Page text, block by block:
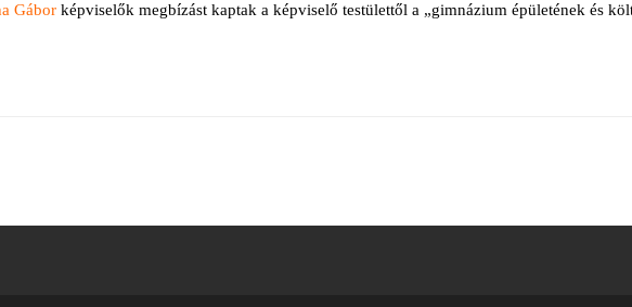
Gábor képviselők megbízást kaptak a képviselő testülettől a „gimnázium épületének és